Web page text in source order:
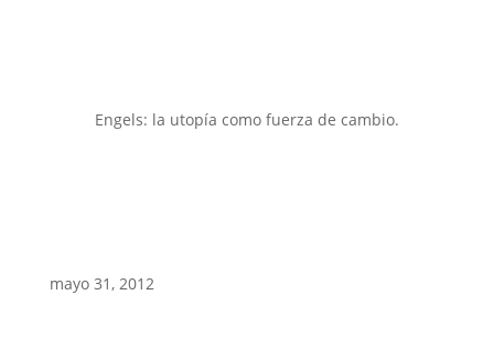
Engels: la utopía como fuerza de cambio.
mayo 31, 2012